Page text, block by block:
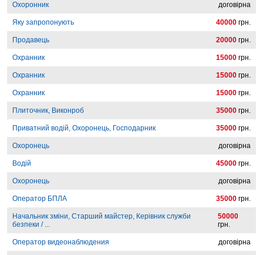
Охоронник договірна
Яку запропонують 40000 грн.
Продавець 20000 грн.
Охранник 15000 грн.
Охранник 15000 грн.
Охранник 15000 грн.
Плиточник, Виконроб 35000 грн.
Приватний водій, Охоронець, Господарник 35000 грн.
Охоронець договірна
Водій 45000 грн.
Охоронець договірна
Оператор БПЛА 35000 грн.
Начальник зміни, Старший майстер, Керівник служби
безпеки / ...
50000
грн.
Оператор видеонаблюдения договірна